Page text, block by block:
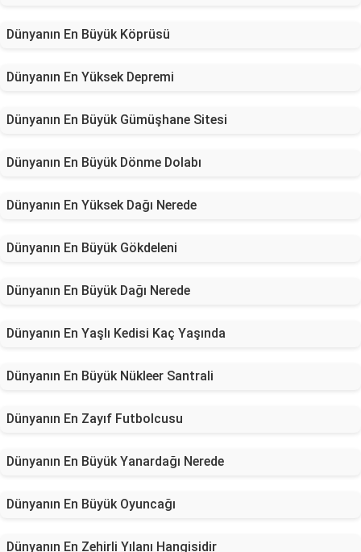
Dünyanın En Büyük Köprüsü
Dünyanın En Yüksek Depremi
Dünyanın En Büyük Gümüşhane Sitesi
Dünyanın En Büyük Dönme Dolabı
Dünyanın En Yüksek Dağı Nerede
Dünyanın En Büyük Gökdeleni
Dünyanın En Büyük Dağı Nerede
Dünyanın En Yaşlı Kedisi Kaç Yaşında
Dünyanın En Büyük Nükleer Santrali
Dünyanın En Zayıf Futbolcusu
Dünyanın En Büyük Yanardağı Nerede
Dünyanın En Büyük Oyuncağı
Dünyanın En Zehirli Yılanı Hangisidir